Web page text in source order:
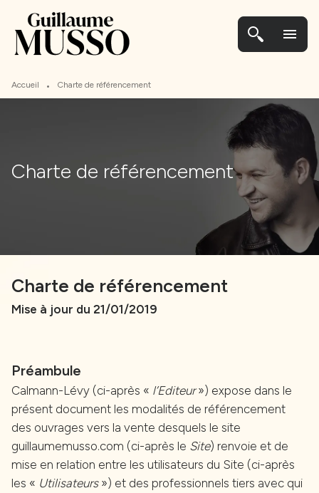
MENU CONTENU PIED DE PAGE
menu
Accueil • Charte de référencement
Charte de référencement
Charte de référencement
Mise à jour du 21/01/2019
Préambule
Calmann-Lévy (ci-après « l’Editeur») expose dans le
présent document les modalités de référencement
des ouvrages vers la vente desquels le site
guillaumemusso.com (ci-après le Site) renvoie et de
mise en relation entre les utilisateurs du Site (ci-après
les « Utilisateurs») et des professionnels tiers avec qui